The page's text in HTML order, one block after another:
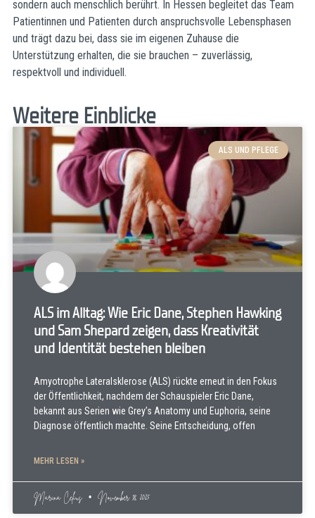
sondern auch menschlich berührt. In Hessen begleitet das Team
Patientinnen und Patienten durch anspruchsvolle Lebensphasen
und trägt dazu bei, dass sie im eigenen Zuhause die
Unterstützung erhalten, die sie brauchen – zuverlässig,
respektvoll und individuell.
Weitere Einblicke
ALS UND PFLEGE
ALS im Alltag: Wie Eric Dane, Stephen Hawking
und Sam Shepard zeigen, dass Kreativität
und Identität bestehen bleiben
Amyotrophe Lateralsklerose (ALS) rückte erneut in den Fokus
der Öffentlichkeit, nachdem der Schauspieler Eric Dane,
bekannt aus Serien wie Grey’s Anatomy und Euphoria, seine
Diagnose öffentlich machte. Seine Entscheidung, offen
MEHR LESEN »
Marina Celius November 18, 2025